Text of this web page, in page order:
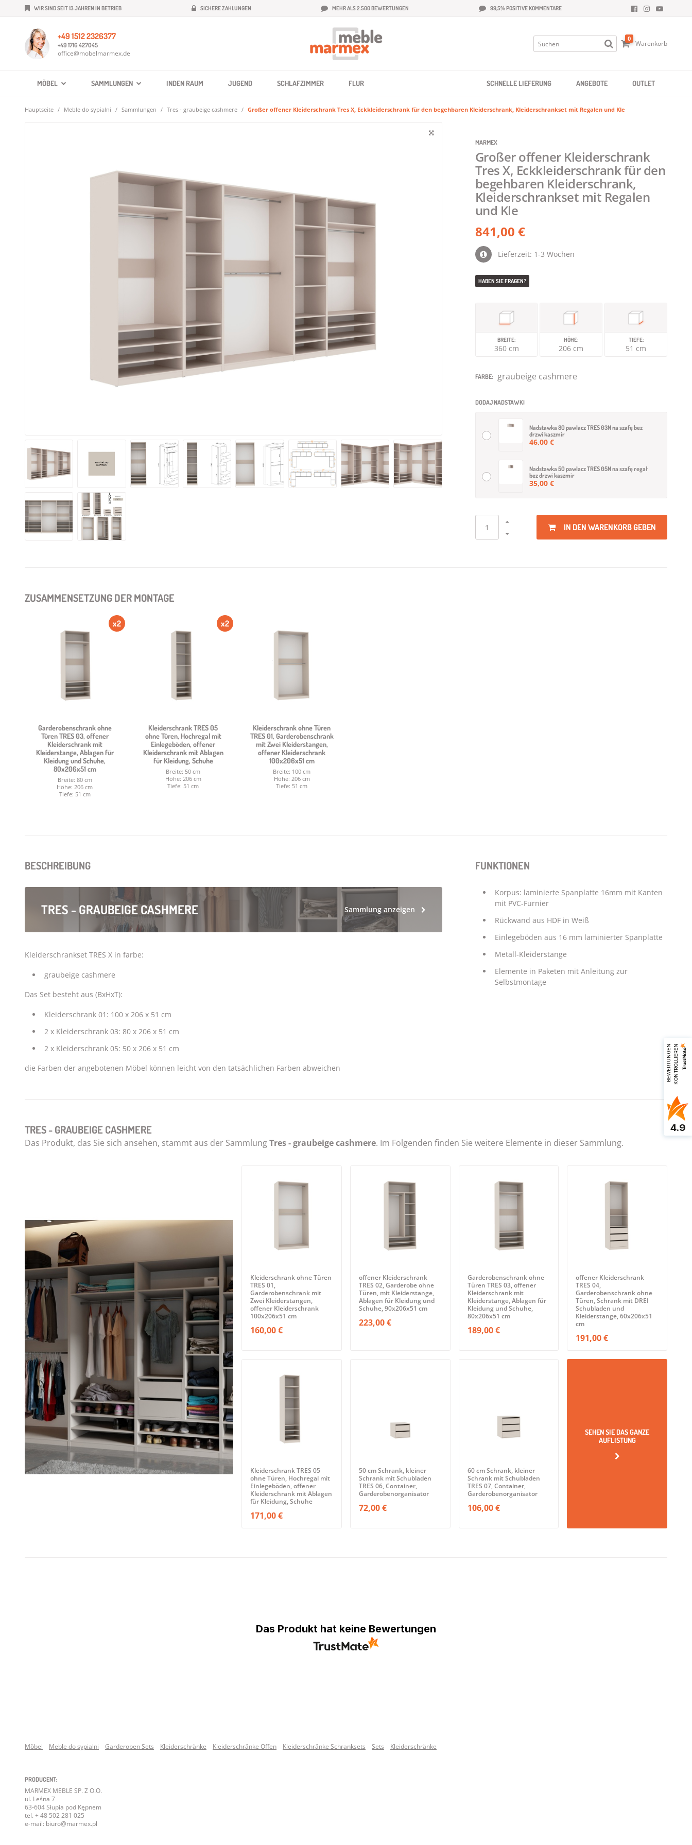
WIR SIND SEIT 13 JAHREN IN BETRIEB SICHERE ZAHLUNGEN MEHR ALS 2.500 BEWERTUNGEN 99,5% POSITIVE KOMMENTARE
+49 1512 2326377
+49 1716 427045
office@mobelmarmex.de
0
Warenkorb
MÖBEL SAMMLUNGEN INDEN RAUM JUGEND SCHLAFZIMMER FLUR SCHNELLE LIEFERUNG ANGEBOTE OUTLET
Hauptseite Meble do sypialni Sammlungen Tres - graubeige cashmere Großer offener Kleiderschrank Tres X, Eckkleiderschrank für den begehbaren Kleiderschrank, Kleiderschrankset mit Regalen und Kle
MARMEX
Großer offener Kleiderschrank
Tres X, Eckkleiderschrank für den
begehbaren Kleiderschrank,
Kleiderschrankset mit Regalen
und Kle
841,00 €
Lieferzeit: 1-3 Wochen
HABEN SIE FRAGEN?
BREITE:
360 cm
HÖHE:
206 cm
TIEFE:
51 cm
FARBE: graubeige cashmere
DODAJ NADSTAWKI
Nadstawka 80 pawlacz TRES 03N na szafę bez
drzwi kaszmir
46,00 €
Nadstawka 50 pawlacz TRES 05N na szafę regał
bez drzwi kaszmir
35,00 €
drzwi kaszmir
56,00 € IN DEN WARENKORB GEBEN
ZUSAMMENSETZUNG DER MONTAGE
x2
Garderobenschrank ohne
Türen TRES 03, offener
Kleiderschrank mit
Kleiderstange, Ablagen für
Kleidung und Schuhe,
80x206x51 cm
Breite: 80 cm
Höhe: 206 cm
Tiefe: 51 cm
x2
Kleiderschrank TRES 05
ohne Türen, Hochregal mit
Einlegeböden, offener
Kleiderschrank mit Ablagen
für Kleidung, Schuhe
Breite: 50 cm
Höhe: 206 cm
Tiefe: 51 cm
Kleiderschrank ohne Türen
TRES 01, Garderobenschrank
mit Zwei Kleiderstangen,
offener Kleiderschrank
100x206x51 cm
Breite: 100 cm
Höhe: 206 cm
Tiefe: 51 cm
BESCHREIBUNG
TRES - GRAUBEIGE CASHMERE Sammlung anzeigen
Kleiderschrankset TRES X in farbe:
graubeige cashmere
Das Set besteht aus (BxHxT):
Kleiderschrank 01: 100 x 206 x 51 cm
2 x Kleiderschrank 03: 80 x 206 x 51 cm
2 x Kleiderschrank 05: 50 x 206 x 51 cm
die Farben der angebotenen Möbel können leicht von den tatsächlichen Farben abweichen
FUNKTIONEN
Korpus: laminierte Spanplatte 16mm mit Kanten
mit PVC-Furnier
Rückwand aus HDF in Weiß
Einlegeböden aus 16 mm laminierter Spanplatte
Metall-Kleiderstange
Elemente in Paketen mit Anleitung zur
Selbstmontage
TRES - GRAUBEIGE CASHMERE
Das Produkt, das Sie sich ansehen, stammt aus der SammlungTres - graubeige cashmere. Im Folgenden finden Sie weitere Elemente in dieser Sammlung.
Kleiderschrank ohne Türen
TRES 01,
Garderobenschrank mit
Zwei Kleiderstangen,
offener Kleiderschrank
100x206x51 cm
160,00 €
offener Kleiderschrank
TRES 02, Garderobe ohne
Türen, mit Kleiderstange,
Ablagen für Kleidung und
Schuhe, 90x206x51 cm
223,00 €
Garderobenschrank ohne
Türen TRES 03, offener
Kleiderschrank mit
Kleiderstange, Ablagen für
Kleidung und Schuhe,
80x206x51 cm
189,00 €
offener Kleiderschrank
TRES 04,
Garderobenschrank ohne
Türen, Schrank mit DREI
Schubladen und
Kleiderstange, 60x206x51
cm
191,00 €
Kleiderschrank TRES 05
ohne Türen, Hochregal mit
Einlegeböden, offener
Kleiderschrank mit Ablagen
für Kleidung, Schuhe
171,00 €
50 cm Schrank, kleiner
Schrank mit Schubladen
TRES 06, Container,
Garderobenorganisator
72,00 €
60 cm Schrank, kleiner
Schrank mit Schubladen
TRES 07, Container,
Garderobenorganisator
106,00 €
SEHEN SIE DAS GANZE
AUFLISTUNG
Das Produkt hat keine Bewertungen
Möbel Meble do sypialni Garderoben Sets Kleiderschränke Kleiderschränke Offen Kleiderschränke Schranksets Sets Kleiderschränke
PRODUCENT:
MARMEX MEBLE SP. Z O.O.
ul. Leśna 7
63-604 Słupia pod Kępnem
tel. + 48 502 281 025
e-mail: biuro@marmex.pl
B
E
W
E
R
T
U
N
G
E
N
K
O
N
T
R
O
L
L
I
E
R
EN
4.9